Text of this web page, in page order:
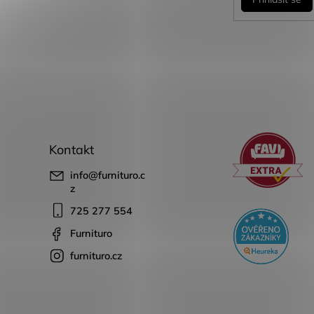
Kontakt
info@furnituro.c
z
725 277 554
Furnituro
furnituro.cz